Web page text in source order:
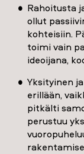
Rahoitusta
ollut
kohteisiin.
toimi vain
ideoijana,
Yksityinen
erillään,
pitkälti
perustuu